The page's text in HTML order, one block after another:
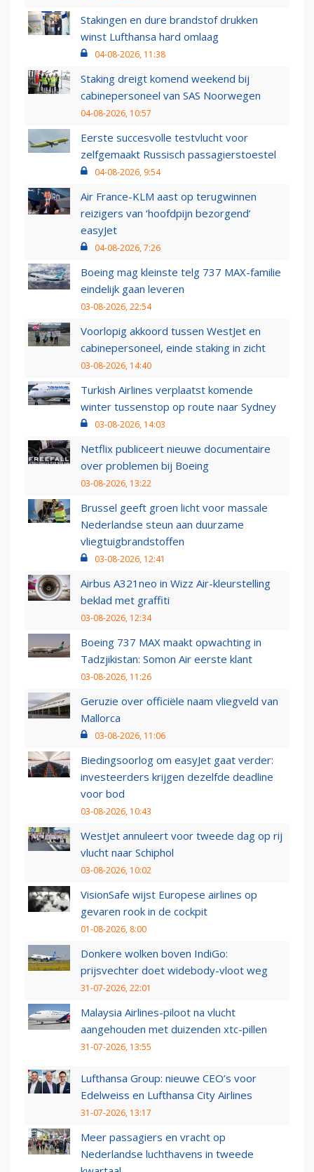
Stakingen en dure brandstof drukken
winst Lufthansa hard omlaag
04-08-2026, 11:38
Staking dreigt komend weekend bij
cabinepersoneel van SAS Noorwegen
04-08-2026, 10:57
Eerste succesvolle testvlucht voor
zelfgemaakt Russisch passagierstoestel
04-08-2026, 9:54
Air France-KLM aast op terugwinnen
reizigers van ‘hoofdpijn bezorgend’
easyJet
04-08-2026, 7:26
Boeing mag kleinste telg 737 MAX-familie
eindelijk gaan leveren
03-08-2026, 22:54
Voorlopig akkoord tussen WestJet en
cabinepersoneel, einde staking in zicht
03-08-2026, 14:40
Turkish Airlines verplaatst komende
winter tussenstop op route naar Sydney
03-08-2026, 14:03
Netflix publiceert nieuwe documentaire
over problemen bij Boeing
03-08-2026, 13:22
Brussel geeft groen licht voor massale
Nederlandse steun aan duurzame
vliegtuigbrandstoffen
03-08-2026, 12:41
Airbus A321neo in Wizz Air-kleurstelling
beklad met graffiti
03-08-2026, 12:34
Boeing 737 MAX maakt opwachting in
Tadzjikistan: Somon Air eerste klant
03-08-2026, 11:26
Geruzie over officiële naam vliegveld van
Mallorca
03-08-2026, 11:06
Biedingsoorlog om easyJet gaat verder:
investeerders krijgen dezelfde deadline
voor bod
03-08-2026, 10:43
WestJet annuleert voor tweede dag op rij
vlucht naar Schiphol
03-08-2026, 10:02
VisionSafe wijst Europese airlines op
gevaren rook in de cockpit
01-08-2026, 8:00
Donkere wolken boven IndiGo:
prijsvechter doet widebody-vloot weg
31-07-2026, 22:01
Malaysia Airlines-piloot na vlucht
aangehouden met duizenden xtc-pillen
31-07-2026, 13:55
Lufthansa Group: nieuwe CEO’s voor
Edelweiss en Lufthansa City Airlines
31-07-2026, 13:17
Meer passagiers en vracht op
Nederlandse luchthavens in tweede